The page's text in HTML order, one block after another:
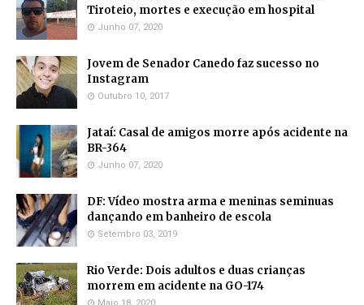
Tiroteio, mortes e execução em hospital
Junho 07, 2020
Jovem de Senador Canedo faz sucesso no
Instagram
Outubro 10, 2017
Jataí: Casal de amigos morre após acidente na
BR-364
Junho 07, 2020
DF: Vídeo mostra arma e meninas seminuas
dançando em banheiro de escola
Setembro 03, 2019
Rio Verde: Dois adultos e duas crianças
morrem em acidente na GO-174